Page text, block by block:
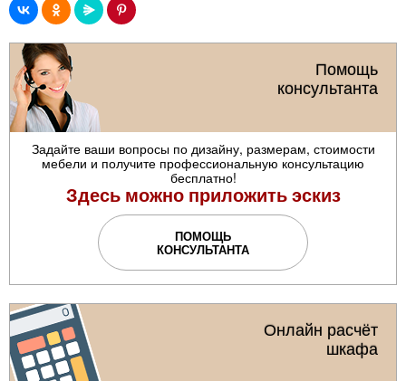
Помощь
консультанта
Задайте ваши вопросы по дизайну, размерам, стоимости
мебели и получите профессиональную консультацию
бесплатно!
Здесь можно приложить эскиз
ПОМОЩЬ
КОНСУЛЬТАНТА
Онлайн расчёт
шкафа